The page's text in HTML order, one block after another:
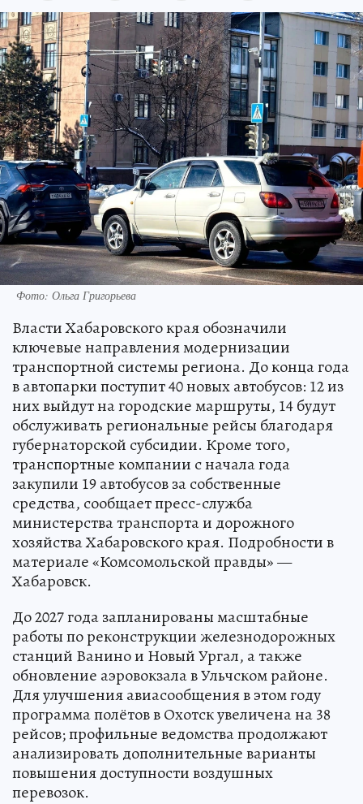
Фото: Ольга Григорьева
Власти Хабаровского края обозначили
ключевые направления модернизации
транспортной системы региона. До конца года
в автопарки поступит 40 новых автобусов: 12 из
них выйдут на городские маршруты, 14 будут
обслуживать региональные рейсы благодаря
губернаторской субсидии. Кроме того,
транспортные компании с начала года
закупили 19 автобусов за собственные
средства, сообщает пресс-служба
министерства транспорта и дорожного
хозяйства Хабаровского края. Подробности в
материале «Комсомольской правды» —
Хабаровск.
До 2027 года запланированы масштабные
работы по реконструкции железнодорожных
станций Ванино и Новый Ургал, а также
обновление аэровокзала в Ульчском районе.
Для улучшения авиасообщения в этом году
программа полётов в Охотск увеличена на 38
рейсов; профильные ведомства продолжают
анализировать дополнительные варианты
повышения доступности воздушных
перевозок.